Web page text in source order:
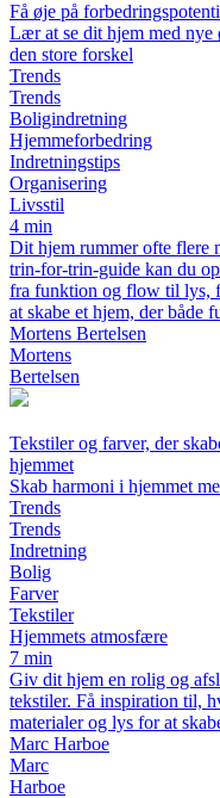
Få øje på
Lær at se dit hjem med nye
den store forskel
Trends
Trends
Boligindretning
Hjemmeforbedring
Indretningstips
Organisering
Livsstil
4 min
Dit hjem rummer ofte flere
trin-for-trin-guide kan du
fra funktion og flow til lys,
at skabe et hjem, der både
Mortens Bertelsen
Mortens
Bertelsen
Tekstiler og farver, der
hjemmet
Skab harmoni i hjemmet
Trends
Trends
Indretning
Bolig
Farver
Tekstiler
Hjemmets atmosfære
7 min
Giv dit hjem en rolig og
tekstiler. Få inspiration til,
materialer og lys for at
Marc Harboe
Marc
Harboe